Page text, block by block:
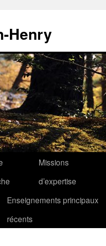
Henry
Missions
d’expertise
Enseignements principaux
récents